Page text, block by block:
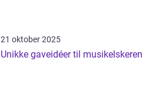
21 oktober 2025
Unikke gaveidéer til musikelskeren